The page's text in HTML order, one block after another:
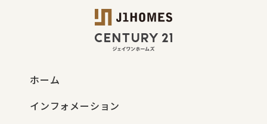
ホーム
インフォメーション